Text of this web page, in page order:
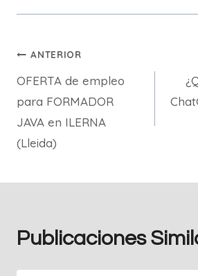
Navegación
de
entradas
ANTERIOR
OFERTA de empleo
para FORMADOR
JAVA en ILERNA
(Lleida)
Publicaciones